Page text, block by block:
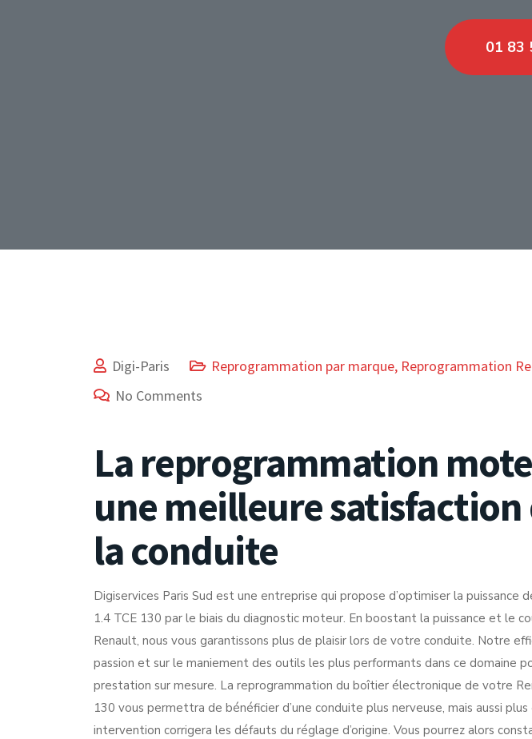
01 83
Digi-Paris Reprogrammation par marque, Reprogrammation
No Comments
La reprogrammation
une meilleure
la conduite
Digiservices Paris Sud est une entreprise qui propose d’optimiser la puissance
1.4 TCE 130 par le biais du diagnostic moteur. En boostant la puissance et le
Renault, nous vous garantissons plus de plaisir lors de votre conduite. Notre
passion et sur le maniement des outils les plus performants dans ce domaine
prestation sur mesure. La reprogrammation du boîtier électronique de votre
130 vous permettra de bénéficier d’une conduite plus nerveuse, mais aussi
intervention corrigera les défauts du réglage d’origine. Vous pourrez alors